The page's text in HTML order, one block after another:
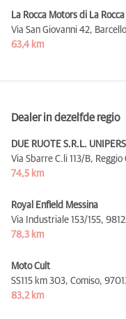
La Rocca Motors di La
Via San Giovanni 42,
63,4 km
Dealer in dezelfde regio
DUE RUOTE S.R.L.
Via Sbarre C.li 113/B, Reggio
74,5 km
Royal Enfield Messina
Via Industriale 153/155,
78,3 km
Moto Cult
SS115 km 303, Comiso,
83,2 km